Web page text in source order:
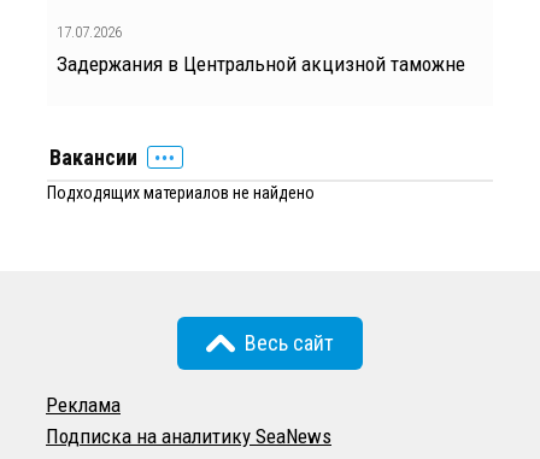
17.07.2026
Задержания в Центральной акцизной таможне
Вакансии
Подходящих материалов не найдено
Весь сайт
Реклама
Подписка на аналитику SeaNews